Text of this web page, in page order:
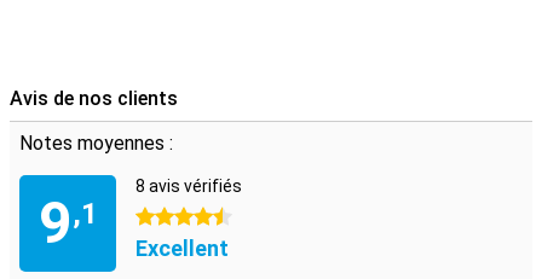
Avis de nos clients
Notes moyennes :
9,1
8 avis vérifiés
4.5 étoiles
Excellent